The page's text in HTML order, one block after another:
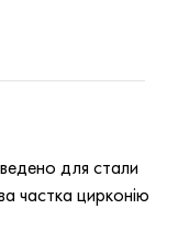
для стали
цирконію